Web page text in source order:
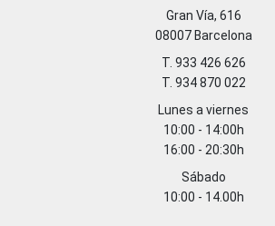
Gran Vía, 616
08007 Barcelona
T. 933 426 626
T. 934 870 022
Lunes a viernes
10:00 - 14:00h
16:00 - 20:30h
Sábado
10:00 - 14.00h